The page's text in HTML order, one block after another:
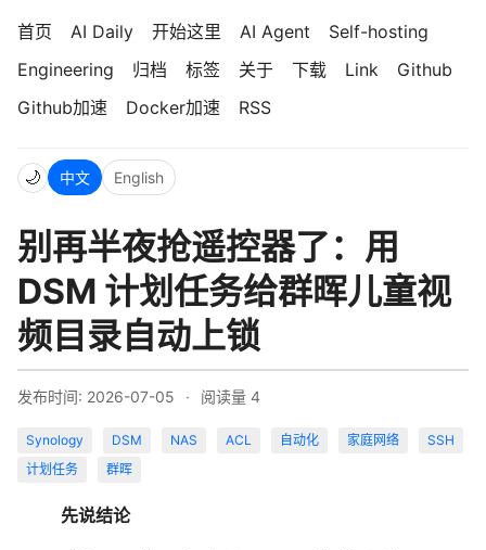
首页 AI Daily 开始这里 AI Agent
Self-hosting
Engineering
归档 标签 关于 下载 Link
Github
Github加速
Docker加速 RSS
🌙 中文 English
别再半夜抢遥控器了：用
DSM 计划任务给群晖儿童视
频目录自动上锁
发布时间: 2026-07-05 · 阅读量 4
Synology DSM NAS ACL 自动化 家庭网络
SSH
计划任务
群晖
先说结论